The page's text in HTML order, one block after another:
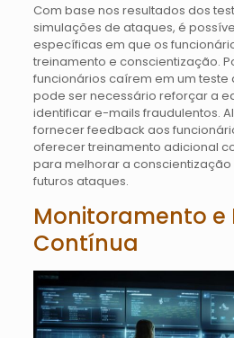
Com base nos resultados dos
simulações de ataques, é
específicas em que os
treinamento e conscientização.
funcionários caírem em um teste
pode ser necessário reforçar a
identificar e-mails fraudulentos.
fornecer feedback aos
oferecer treinamento adicional
para melhorar a
futuros ataques.
Monitoramento e
Contínua